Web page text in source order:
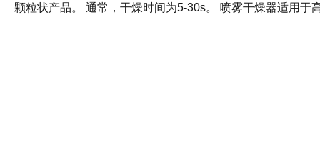
颗粒状产品。 通常，干燥时间为5-30s。 喷雾干燥器适用